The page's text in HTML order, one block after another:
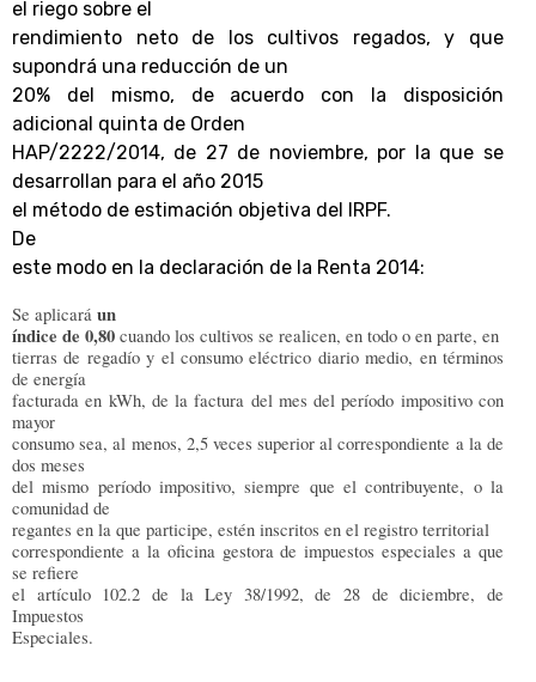
el riego sobre el
rendimiento neto de los cultivos regados, y que
supondrá una reducción de un
20% del mismo, de acuerdo con la disposición
adicional quinta de Orden
HAP/2222/2014, de 27 de noviembre, por la que se
desarrollan para el año 2015
el método de estimación objetiva del IRPF.
De
este modo en la declaración de la Renta 2014:
Se aplicará un
índice de 0,80 cuando los cultivos se realicen, en todo o en parte, en
tierras de regadío y el consumo eléctrico diario medio, en términos
de energía
facturada en kWh, de la factura del mes del período impositivo con
mayor
consumo sea, al menos, 2,5 veces superior al correspondiente a la de
dos meses
del mismo período impositivo, siempre que el contribuyente, o la
comunidad de
regantes en la que participe, estén inscritos en el registro territorial
correspondiente a la oficina gestora de impuestos especiales a que
se refiere
el artículo 102.2 de la Ley 38/1992, de 28 de diciembre, de
Impuestos
Especiales.